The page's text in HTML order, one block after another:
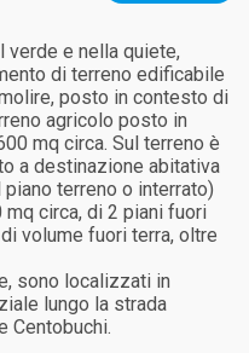
verde e nella quiete,
di terreno edificabile
posto in contesto di
agricolo posto in
mq circa. Sul terreno è
a destinazione abitativa
terreno o interrato)
circa, di 2 piani fuori
volume fuori terra, oltre
sono localizzati in
lungo la strada
Centobuchi.